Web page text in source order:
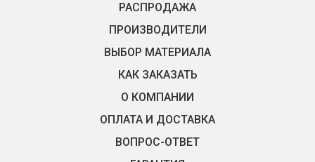
РАСПРОДАЖА
ПРОИЗВОДИТЕЛИ
ВЫБОР МАТЕРИАЛА
КАК ЗАКАЗАТЬ
О КОМПАНИИ
ОПЛАТА И ДОСТАВКА
ВОПРОС-ОТВЕТ